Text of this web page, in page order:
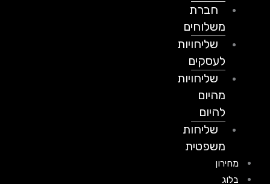
חברת
משלוחים
שליחויות
לעסקים
שליחויות
מהיום
להיום
שליחות
משפטית
מחירון
בלוג